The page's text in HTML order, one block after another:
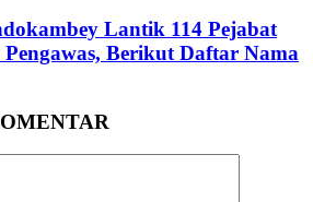
Lantik 114 Pejabat
Berikut Daftar Nama